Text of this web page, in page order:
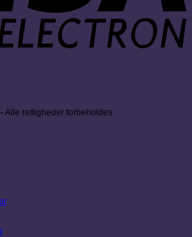
Alle rettigheder forbeholdes